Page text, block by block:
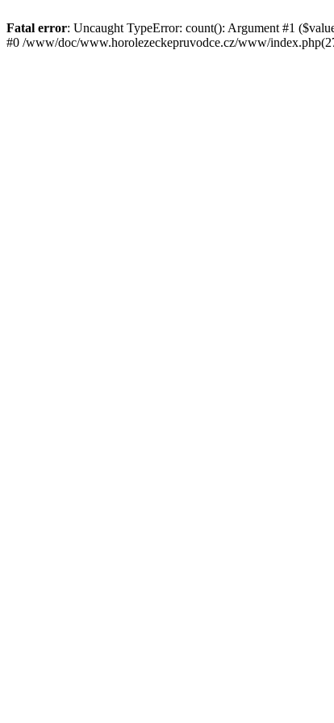
Fatal error: Uncaught TypeError: count(): Argument #1
#0 /www/doc/www.horolezeckepruvodce.cz/www/